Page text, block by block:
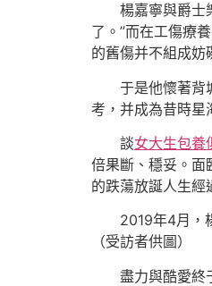
楊嘉寧與爵士樂
了。”而在工傷療
的舊傷并不組成妨
于是他懷著背城
考，并成為昔時星
談女大生包養
倍果斷、穩妥。面
的跌蕩放誕人生經
2019年4月，
（受訪者供圖）
盡力與酷愛終于